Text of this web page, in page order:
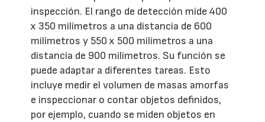
inspección. El rango de detección mide 400
x 350 milímetros a una distancia de 600
milímetros y 550 x 500 milímetros a una
distancia de 900 milímetros. Su función se
puede adaptar a diferentes tareas. Esto
incluye medir el volumen de masas amorfas
e inspeccionar o contar objetos definidos,
por ejemplo, cuando se miden objetos en